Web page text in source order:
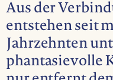
Aus der
entstehen seit
Jahrzehnten
phantasievolle